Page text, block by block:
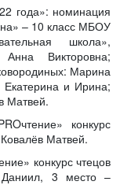
года»: номинация
– 10 класс МБОУ
школа»,
Викторовна;
Марина
и Ирина;
Матвей.
конкурс
Матвей.
конкурс чтецов
3 место –